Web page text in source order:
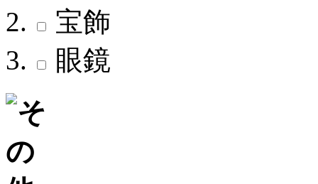
宝飾
眼鏡